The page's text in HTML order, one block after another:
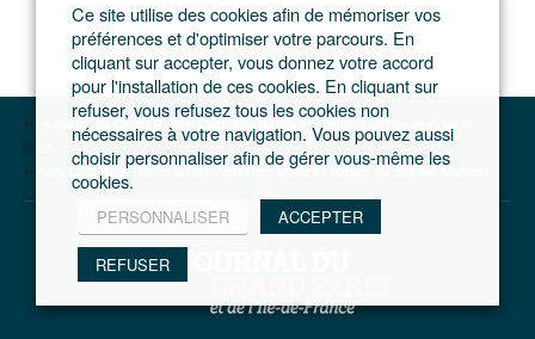
Le journal du Grand Paris – L'actualité du développement de l'Ile-de-France
Paris La Défense lance la rénovation des espaces publics du quartier Michelet
Ce site utilise des cookies afin de mémoriser vos
préférences et d'optimiser votre parcours. En
cliquant sur accepter, vous donnez votre accord
pour l'installation de ces cookies. En cliquant sur
refuser, vous refusez tous les cookies non
nécessaires à votre navigation. Vous pouvez aussi
choisir personnaliser afin de gérer vous-même les
cookies.
PERSONNALISER ACCEPTER
REFUSER